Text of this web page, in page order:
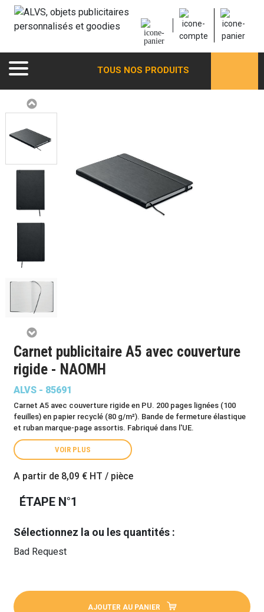
TOUS NOS PRODUITS
Carnet publicitaire A5 avec couverture
rigide - NAOMH
ALVS - 85691
Carnet A5 avec couverture rigide en PU. 200 pages lignées (100
feuilles) en papier recyclé (80 g/m²). Bande de fermeture élastique
et ruban marque-page assortis. Fabriqué dans l'UE.
VOIR PLUS
A partir de 8,09 € HT / pièce
ÉTAPE N°1
Sélectionnez la ou les quantités :
Bad Request
AJOUTER AU PANIER